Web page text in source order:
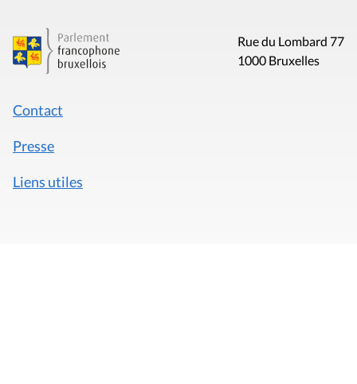
Rue du Lombard 77
1000 Bruxelles
Contact
Presse
Liens utiles